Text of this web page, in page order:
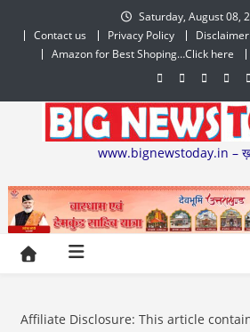
content
Saturday, August 08,
Contact us
Privacy Policy Disclaimer
Amazon for Best Shoping…Click here
www.bignewstoday.in –
Affiliate Disclosure: This article